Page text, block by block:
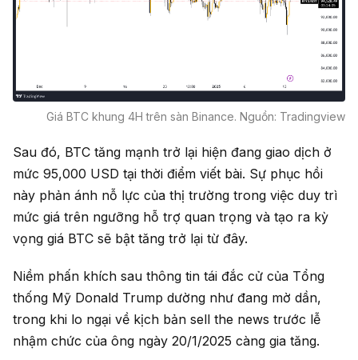
Giá BTC khung 4H trên sàn Binance. Nguồn: Tradingview
Sau đó, BTC tăng mạnh trở lại hiện đang giao dịch ở
mức 95,000 USD tại thời điểm viết bài. Sự phục hồi
này phản ánh nỗ lực của thị trường trong việc duy trì
mức giá trên ngưỡng hỗ trợ quan trọng và tạo ra kỳ
vọng giá BTC sẽ bật tăng trở lại từ đây.
Niềm phấn khích sau thông tin tái đắc cử của Tổng
thống Mỹ Donald Trump dường như đang mờ dần,
trong khi lo ngại về kịch bản sell the news trước lễ
nhậm chức của ông ngày 20/1/2025 càng gia tăng.